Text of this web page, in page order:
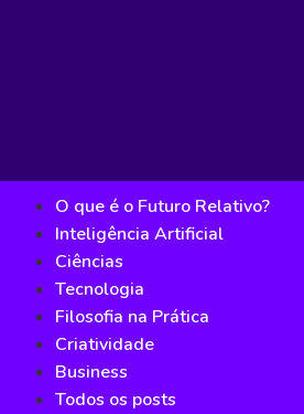
O que é o Futuro Relativo?
Inteligência Artificial
Ciências
Tecnologia
Filosofia na Prática
Criatividade
Business
Todos os posts